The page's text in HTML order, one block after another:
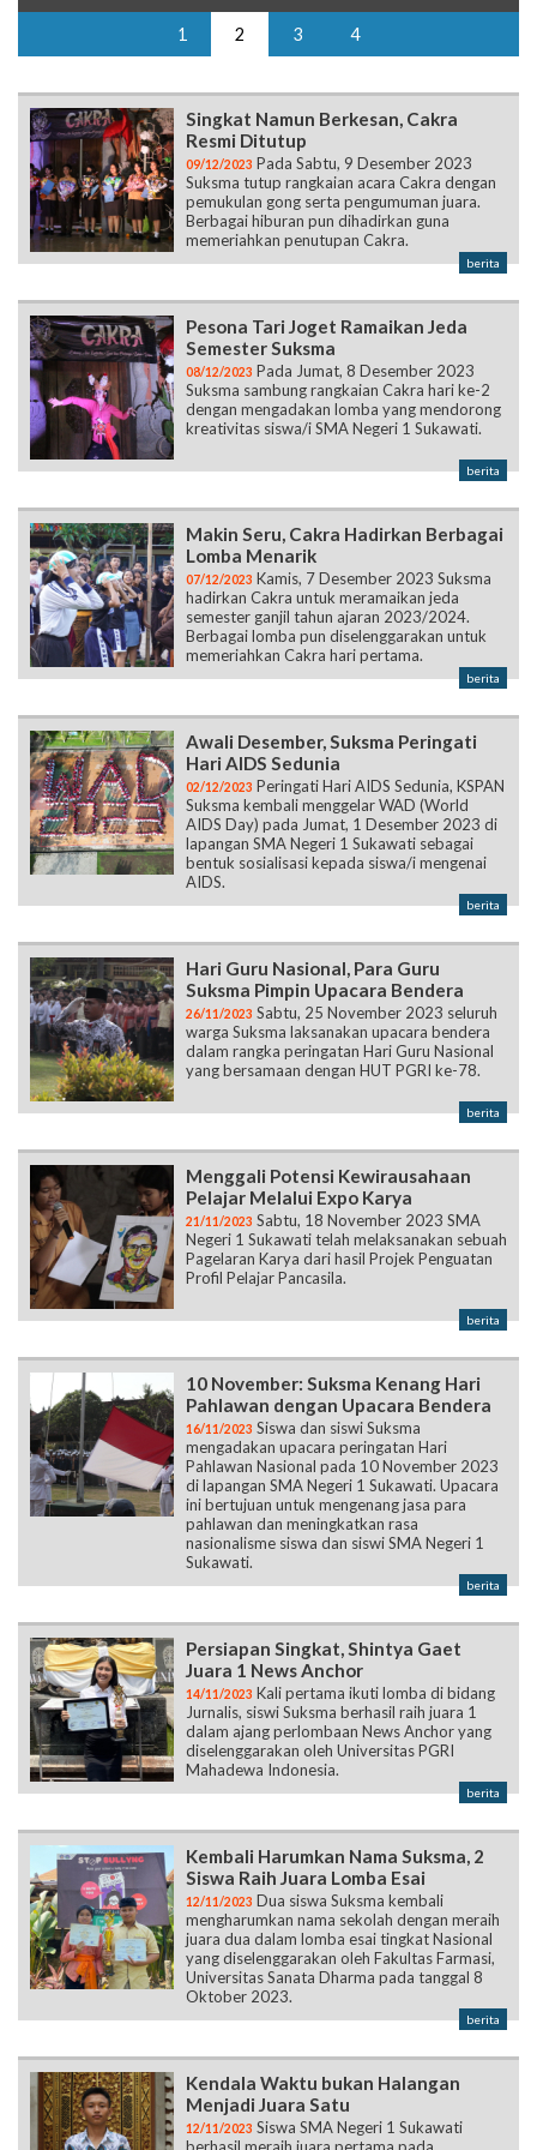
1 2 3 4
Singkat Namun Berkesan, Cakra
Resmi Ditutup
09/12/2023 Pada Sabtu, 9 Desember 2023
Suksma tutup rangkaian acara Cakra dengan
pemukulan gong serta pengumuman juara.
Berbagai hiburan pun dihadirkan guna
memeriahkan penutupan Cakra.
berita
Pesona Tari Joget Ramaikan Jeda
Semester Suksma
08/12/2023 Pada Jumat, 8 Desember 2023
Suksma sambung rangkaian Cakra hari ke-2
dengan mengadakan lomba yang mendorong
kreativitas siswa/i SMA Negeri 1 Sukawati.
berita
Makin Seru, Cakra Hadirkan Berbagai
Lomba Menarik
07/12/2023 Kamis, 7 Desember 2023 Suksma
hadirkan Cakra untuk meramaikan jeda
semester ganjil tahun ajaran 2023/2024.
Berbagai lomba pun diselenggarakan untuk
memeriahkan Cakra hari pertama.
berita
Awali Desember, Suksma Peringati
Hari AIDS Sedunia
02/12/2023 Peringati Hari AIDS Sedunia, KSPAN
Suksma kembali menggelar WAD (World
AIDS Day) pada Jumat, 1 Desember 2023 di
lapangan SMA Negeri 1 Sukawati sebagai
bentuk sosialisasi kepada siswa/i mengenai
AIDS.
berita
Hari Guru Nasional, Para Guru
Suksma Pimpin Upacara Bendera
26/11/2023 Sabtu, 25 November 2023 seluruh
warga Suksma laksanakan upacara bendera
dalam rangka peringatan Hari Guru Nasional
yang bersamaan dengan HUT PGRI ke-78.
berita
Menggali Potensi Kewirausahaan
Pelajar Melalui Expo Karya
21/11/2023 Sabtu, 18 November 2023 SMA
Negeri 1 Sukawati telah melaksanakan sebuah
Pagelaran Karya dari hasil Projek Penguatan
Profil Pelajar Pancasila.
berita
10 November: Suksma Kenang Hari
Pahlawan dengan Upacara Bendera
16/11/2023 Siswa dan siswi Suksma
mengadakan upacara peringatan Hari
Pahlawan Nasional pada 10 November 2023
di lapangan SMA Negeri 1 Sukawati. Upacara
ini bertujuan untuk mengenang jasa para
pahlawan dan meningkatkan rasa
nasionalisme siswa dan siswi SMA Negeri 1
Sukawati.
berita
Persiapan Singkat, Shintya Gaet
Juara 1 News Anchor
14/11/2023 Kali pertama ikuti lomba di bidang
Jurnalis, siswi Suksma berhasil raih juara 1
dalam ajang perlombaan News Anchor yang
diselenggarakan oleh Universitas PGRI
Mahadewa Indonesia.
berita
Kembali Harumkan Nama Suksma, 2
Siswa Raih Juara Lomba Esai
12/11/2023 Dua siswa Suksma kembali
mengharumkan nama sekolah dengan meraih
juara dua dalam lomba esai tingkat Nasional
yang diselenggarakan oleh Fakultas Farmasi,
Universitas Sanata Dharma pada tanggal 8
Oktober 2023.
berita
Kendala Waktu bukan Halangan
Menjadi Juara Satu
12/11/2023 Siswa SMA Negeri 1 Sukawati